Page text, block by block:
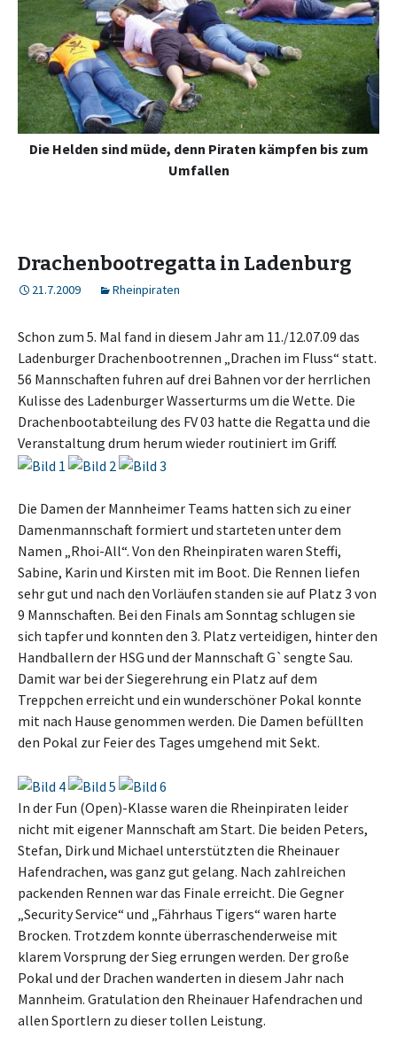
Die Helden sind müde, denn Piraten kämpfen bis zum
Umfallen
Drachenbootregatta in Ladenburg
21.7.2009 Rheinpiraten
Schon zum 5. Mal fand in diesem Jahr am 11./12.07.09 das
Ladenburger Drachenbootrennen „Drachen im Fluss“ statt.
56 Mannschaften fuhren auf drei Bahnen vor der herrlichen
Kulisse des Ladenburger Wasserturms um die Wette. Die
Drachenbootabteilung des FV 03 hatte die Regatta und die
Veranstaltung drum herum wieder routiniert im Griff.
Die Damen der Mannheimer Teams hatten sich zu einer
Damenmannschaft formiert und starteten unter dem
Namen „Rhoi-All“. Von den Rheinpiraten waren Steffi,
Sabine, Karin und Kirsten mit im Boot. Die Rennen liefen
sehr gut und nach den Vorläufen standen sie auf Platz 3 von
9 Mannschaften. Bei den Finals am Sonntag schlugen sie
sich tapfer und konnten den 3. Platz verteidigen, hinter den
Handballern der HSG und der Mannschaft G`sengte Sau.
Damit war bei der Siegerehrung ein Platz auf dem
Treppchen erreicht und ein wunderschöner Pokal konnte
mit nach Hause genommen werden. Die Damen befüllten
den Pokal zur Feier des Tages umgehend mit Sekt.
In der Fun (Open)-Klasse waren die Rheinpiraten leider
nicht mit eigener Mannschaft am Start. Die beiden Peters,
Stefan, Dirk und Michael unterstützten die Rheinauer
Hafendrachen, was ganz gut gelang. Nach zahlreichen
packenden Rennen war das Finale erreicht. Die Gegner
„Security Service“ und „Fährhaus Tigers“ waren harte
Brocken. Trotzdem konnte überraschenderweise mit
klarem Vorsprung der Sieg errungen werden. Der große
Pokal und der Drachen wanderten in diesem Jahr nach
Mannheim. Gratulation den Rheinauer Hafendrachen und
allen Sportlern zu dieser tollen Leistung.